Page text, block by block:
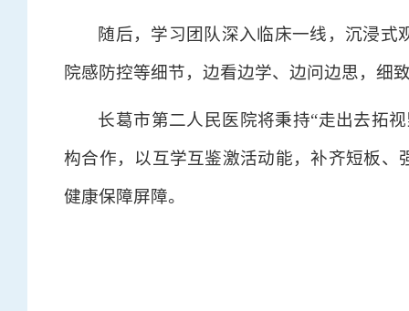
随后，学习团队深入临床一线，沉浸
院感防控等细节，边看边学、边问边思，细
长葛市第二人民医院将秉持“走出去拓
构合作，以互学互鉴激活动能，补齐短板
健康保障屏障。